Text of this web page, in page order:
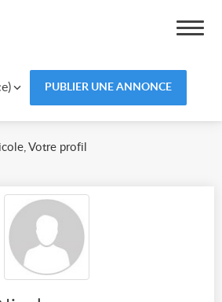
PUBLIER UNE ANNONCE
Votre profil